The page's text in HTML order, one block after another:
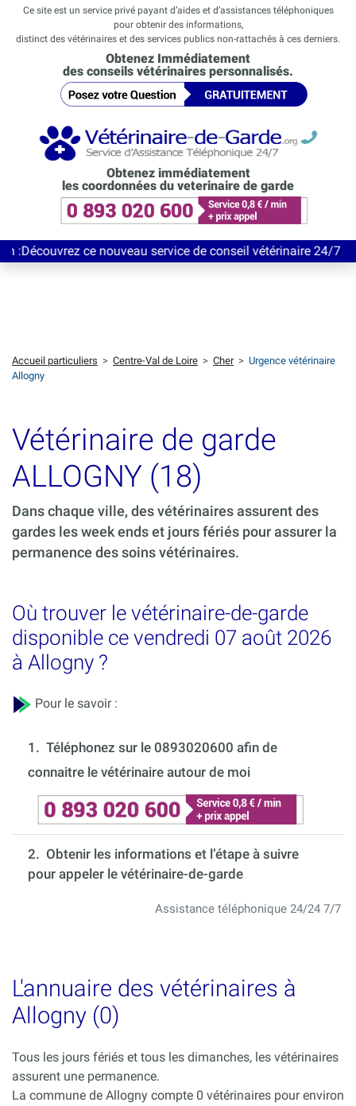
Ce site est un service privé payant d’aides et d’assistances téléphoniques
pour obtenir des informations,
distinct des vétérinaires et des services publics non-rattachés à ces derniers.
Obtenez Immédiatement
des conseils vétérinaires personnalisés.
Obtenez immédiatement
les coordonnées du veterinaire de garde
ce nouveau service de conseil vétérinaire 24/7
Accueil particuliers > Centre-Val de Loire > Cher> Urgence vétérinaire
Allogny
Vétérinaire de garde
ALLOGNY (18)
Dans chaque ville, des vétérinaires assurent des
gardes les week ends et jours fériés pour assurer la
permanence des soins vétérinaires.
Où trouver le vétérinaire-de-garde
disponible ce vendredi 07 août 2026
à Allogny ?
Pour le savoir :
1. Téléphonez sur le 0893020600 afin de
connaitre le vétérinaire autour de moi
2. Obtenir les informations et l’étape à suivre
pour appeler le vétérinaire-de-garde
Assistance téléphonique 24/24 7/7
L'annuaire des vétérinaires à
Allogny (0)
Tous les jours fériés et tous les dimanches, les vétérinaires
assurent une permanence.
La commune de Allogny compte 0 vétérinaires pour environ